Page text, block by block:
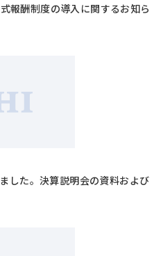
報酬制度の導入に関するお知ら
した。決算説明会の資料および